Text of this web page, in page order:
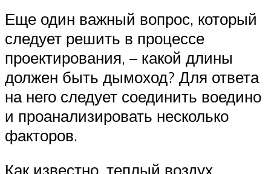
Еще один важный вопрос, который
следует решить в процессе
проектирования, – какой длины
должен быть дымоход? Для ответа
на него следует соединить воедино
и проанализировать несколько
факторов.
Как известно, теплый воздух